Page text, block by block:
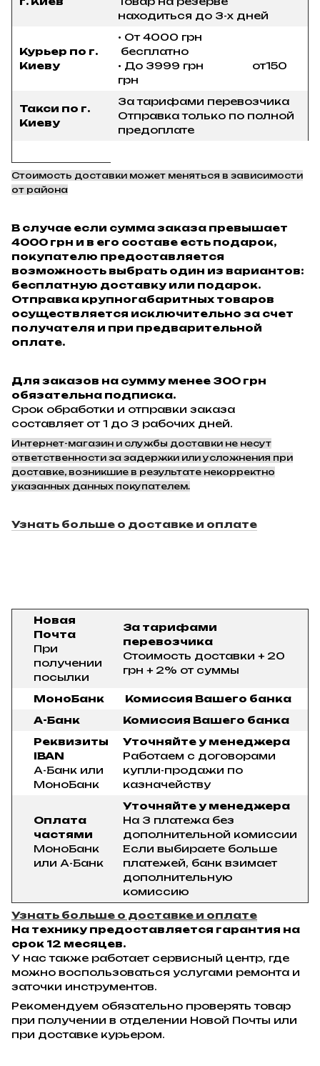
находиться до 3-х дней
Курьер по г.
Киеву
• От 4000 грн
бесплатно
• До 3999 грн от150
грн
Такси по г.
Киеву
За тарифами перевозчика
Отправка только по полной
предоплате
Стоимость доставки может меняться в зависимости
от района
В случае если сумма заказа превышает
4000 грн и в его составе есть подарок,
покупателю предоставляется
возможность выбрать один из вариантов:
бесплатную доставку или подарок.
Отправка крупногабаритных товаров
осуществляется исключительно за счет
получателя и при предварительной
оплате.
Для заказов на сумму менее 300 грн
обязательна подписка.
Срок обработки и отправки заказа
составляет от 1 до 3 рабочих дней.
Интернет-магазин и службы доставки не несут
ответственности за задержки или усложнения при
доставке, возникшие в результате некорректно
указанных данных покупателем.
Узнать больше о доставке и оплате
Новая
Почта
При
получении
посылки
За тарифами
перевозчика
Стоимость доставки + 20
грн + 2% от суммы
МоноБанк
Комиссия Вашего банка
А-Банк
Комиссия Вашего банка
Реквизиты
IBAN
А-Банк или
МоноБанк
Уточняйте у менеджера
Работаем с договорами
купли-продажи по
казначейству
Оплата
частями
МоноБанк
или А-Банк
Уточняйте у менеджера
На 3 платежа без
дополнительной комиссии
Если выбираете больше
платежей, банк взимает
дополнительную
комиссию
Узнать больше о доставке и оплате
На технику предоставляется гарантия на
срок 12 месяцев.
У нас также работает сервисный центр, где
можно воспользоваться услугами ремонта и
заточки инструментов.
Рекомендуем обязательно проверять товар
при получении в отделении Новой Почты или
при доставке курьером.